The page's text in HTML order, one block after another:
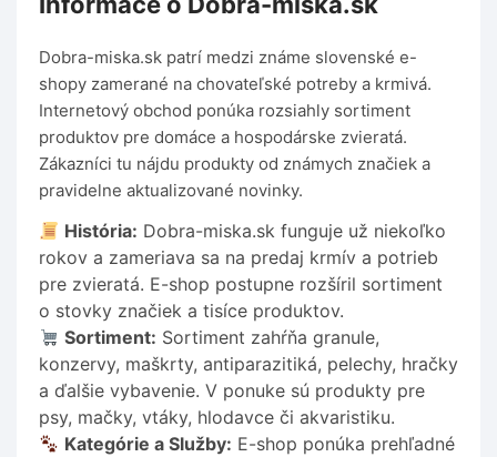
Dobra-miska.sk patrí medzi známe slovenské e-
shopy zamerané na chovateľské potreby a krmivá.
Internetový obchod ponúka rozsiahly sortiment
produktov pre domáce a hospodárske zvieratá.
Zákazníci tu nájdu produkty od známych značiek a
pravidelne aktualizované novinky.
História: Dobra-miska.sk funguje už niekoľko
rokov a zameriava sa na predaj krmív a potrieb
pre zvieratá. E-shop postupne rozšíril sortiment
o stovky značiek a tisíce produktov.
Sortiment: Sortiment zahŕňa granule,
konzervy, maškrty, antiparazitiká, pelechy, hračky
a ďalšie vybavenie. V ponuke sú produkty pre
psy, mačky, vtáky, hlodavce či akvaristiku.
Kategórie a Služby: E-shop ponúka prehľadné